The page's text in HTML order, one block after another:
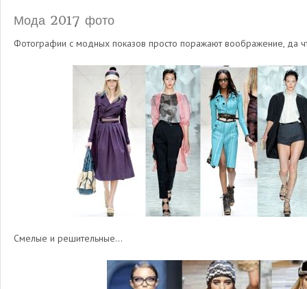
Мода 2017 фото
Фотографии с модных показов просто поражают воображение, да
Смелые и решительные…